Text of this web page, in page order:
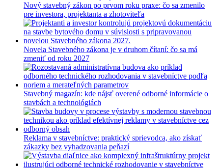
Nový stavebný zákon po prvom roku praxe: čo sa zmenilo
pre investora, projektanta a zhotoviteľa
Novela Stavebného zákona je v druhom čítaní: čo sa má
zmeniť od roku 2027
Stavebný magazín: kde nájsť overené odborné informácie o
stavbách a technológiách
Reklama v stavebníctve: praktický sprievodca, ako získať
zákazky bez vyhadzovania peňazí